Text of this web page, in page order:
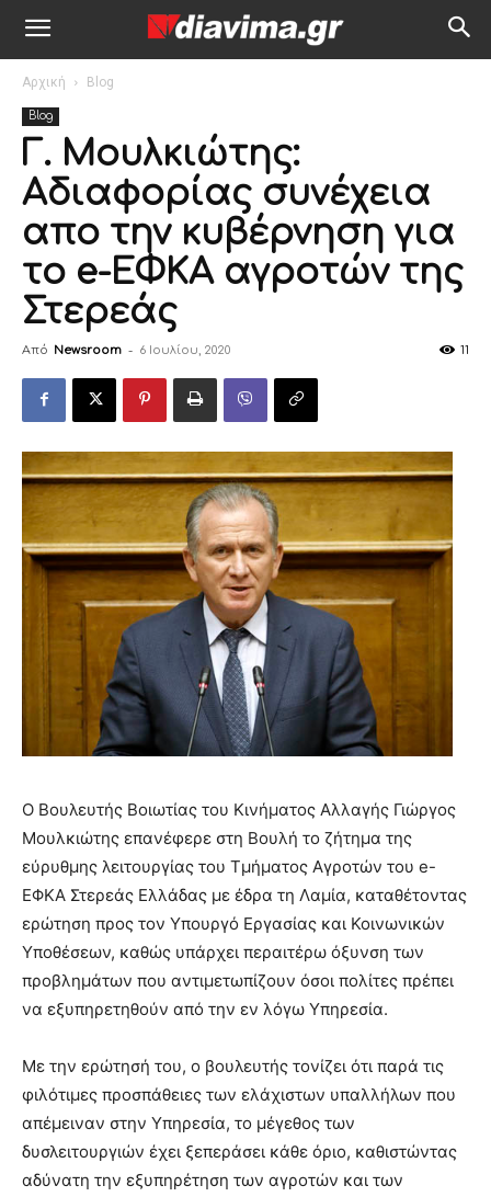
Αρχική Blog
Blog
Γ. Μουλκιώτης:
Αδιαφορίας συνέχεια
απο την κυβέρνηση για
το e-ΕΦΚΑ αγροτών της
Στερεάς
Από Newsroom - 6 Ιουλίου, 2020 11
Ο Βουλευτής Βοιωτίας του Κινήματος Αλλαγής Γιώργος
Μουλκιώτης επανέφερε στη Βουλή το ζήτημα της
εύρυθμης λειτουργίας του Τμήματος Αγροτών του e-
ΕΦΚΑ Στερεάς Ελλάδας με έδρα τη Λαμία, καταθέτοντας
ερώτηση προς τον Υπουργό Εργασίας και Κοινωνικών
Υποθέσεων, καθώς υπάρχει περαιτέρω όξυνση των
προβλημάτων που αντιμετωπίζουν όσοι πολίτες πρέπει
να εξυπηρετηθούν από την εν λόγω Υπηρεσία.
Με την ερώτησή του, ο βουλευτής τονίζει ότι παρά τις
φιλότιμες προσπάθειες των ελάχιστων υπαλλήλων που
απέμειναν στην Υπηρεσία, το μέγεθος των
δυσλειτουργιών έχει ξεπεράσει κάθε όριο, καθιστώντας
αδύνατη την εξυπηρέτηση των αγροτών και των